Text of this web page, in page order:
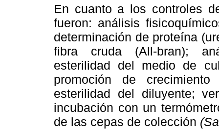
En cuanto a los controles
fueron: análisis
determinación de proteína
fibra cruda (All-bran);
esterilidad del medio de
promoción de
esterilidad del diluyente;
incubación con un
de las cepas de colección